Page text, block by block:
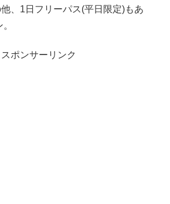
、1日フリーパス(平日限定)もあ
スポンサーリンク